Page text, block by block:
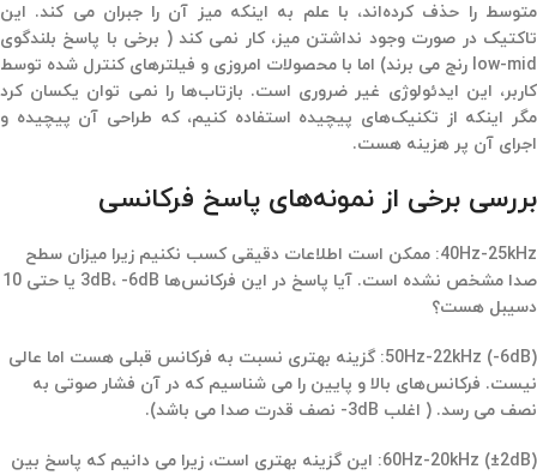
متوسط را حذف کرده‌اند، با علم به اینکه میز آن را جبران می کند. این
تاکتیک در صورت وجود نداشتن میز، کار نمی کند ( برخی با پاسخ بلندگوی
low-mid رنج می برند) اما با محصولات امروزی و فیلترهای کنترل شده توسط
کاربر، این ایدئولوژی غیر ضروری است. بازتاب‌ها را نمی توان یکسان کرد
مگر اینکه از تکنیک‌های پیچیده استفاده کنیم، که طراحی آن پیچیده و
اجرای آن پر هزینه هست.
بررسی برخی از نمونه‌های پاسخ فرکانسی
40Hz-25kHz: ممکن است اطلاعات دقیقی کسب نکنیم زیرا میزان سطح
صدا مشخص نشده است. آیا پاسخ در این فرکانس‌ها 3dB، -6dB یا حتی 10
دسیبل هست؟
50Hz-22kHz (-6dB): گزینه بهتری نسبت به فرکانس قبلی هست اما عالی
نیست. فرکانس‌های بالا و پایین را می شناسیم که در آن فشار صوتی به
نصف می رسد. ( اغلب 3dB- نصف قدرت صدا می باشد).
60Hz-20kHz (±2dB): این گزینه بهتری است، زیرا می دانیم که پاسخ بین